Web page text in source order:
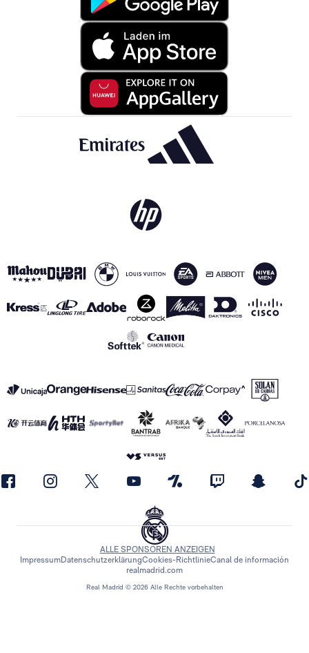
Real Madrid © 2026 Alle Rechte vorbehalten
ALLE SPONSOREN ANZEIGEN
ImpressumDatenschutzerklärungCookies-RichtlinieCanal de información
realmadrid.com